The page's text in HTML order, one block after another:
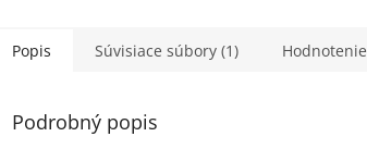
meraný signál z...
Popis Súvisiace súbory (1) Hodnotenie
Podrobný popis